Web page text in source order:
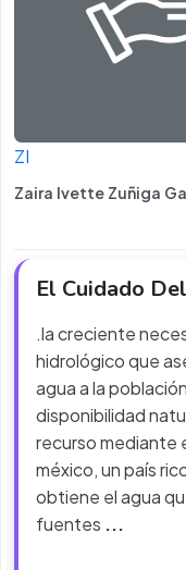
ZI
Zaira Ivette Zuñiga
El Cuidado
.la creciente
hidrológico que
agua a la
disponibilidad
recurso mediante
méxico, un país
obtiene el agua
fuentes ...